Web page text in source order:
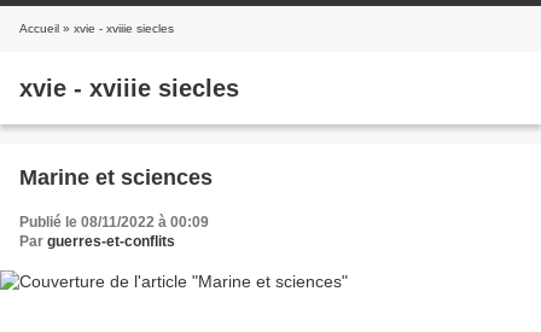
Accueil » xvie - xviiie siecles
xvie - xviiie siecles
Marine et sciences
Publié le 08/11/2022 à 00:09
Par guerres-et-conflits